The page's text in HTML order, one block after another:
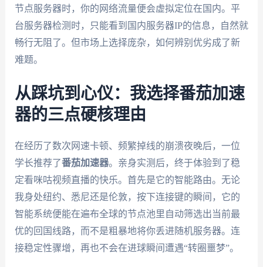
节点服务器时，你的网络流量便会虚拟定位在国内。平
台服务器检测时，只能看到国内服务器IP的信息，自然就
畅行无阻了。但市场上选择庞杂，如何辨别优劣成了新
难题。
从踩坑到心仪：我选择番茄加速
器的三点硬核理由
在经历了数次网速卡顿、频繁掉线的崩溃夜晚后，一位
学长推荐了番茄加速器。亲身实测后，终于体验到了稳
定看咪咕视频直播的快乐。首先是它的智能路由。无论
我身处纽约、悉尼还是伦敦，按下连接键的瞬间，它的
智能系统便能在遍布全球的节点池里自动筛选出当前最
优的回国线路，而不是粗暴地将你丢进随机服务器。连
接稳定性骤增，再也不会在进球瞬间遭遇“转圈噩梦”。